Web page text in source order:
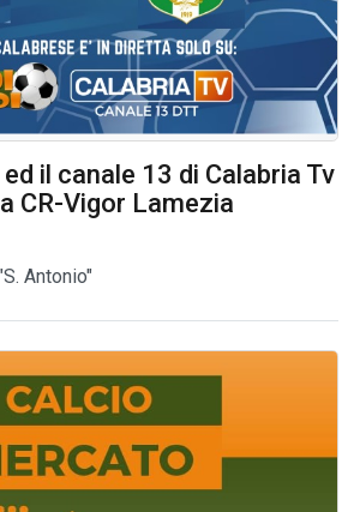
il canale 13 di Calabria Tv
CR-Vigor Lamezia
Antonio"